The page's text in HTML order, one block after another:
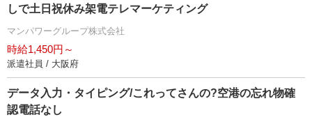
しで土日祝休み架電テレマーケティング
マンパワーグループ株式会社
時給1,450円～
派遣社員 / 大阪府
データ入力・タイピング/これってさんの?空港の忘れ物確
認電話なし